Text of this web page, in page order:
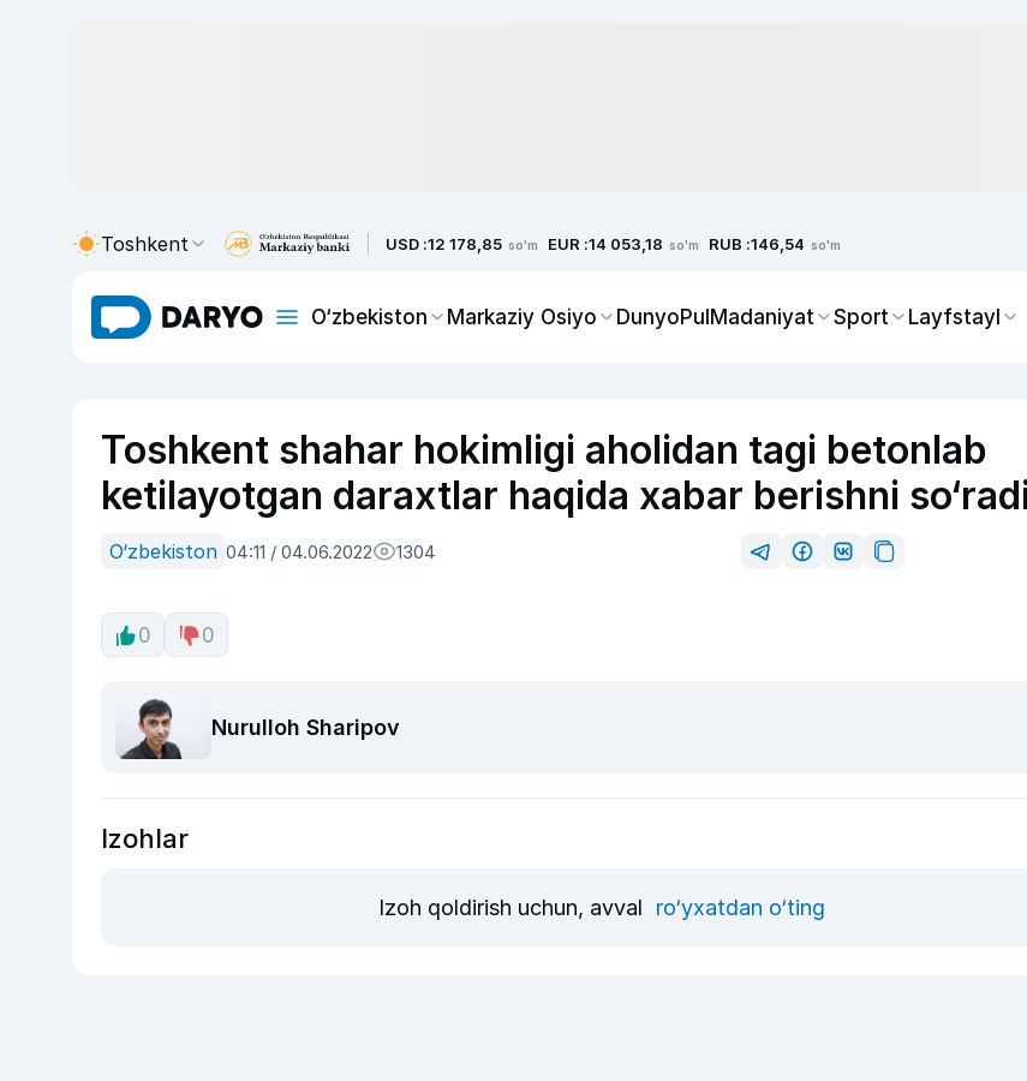
Toshkent USD :12 178,85 so'm EUR :14 053,18 so'm RUB :146,54 so'm
O‘zbekiston Markaziy Osiyo DunyoPulMadaniyat Sport Layfstayl
Toshkent shahar hokimligi aholidan tagi betonlab
ketilayotgan daraxtlar haqida xabar berishni
O‘zbekiston 04:11 / 04.06.2022 1304
0 0
Nurulloh Sharipov
Izohlar
Izoh qoldirish uchun, avval ro‘yxatdan o‘ting